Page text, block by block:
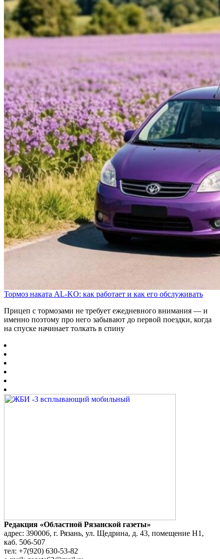
Тормоз наката AL-KO: как работает и как его обслуживать
Прицеп с тормозами не требует ежедневного внимания — и
именно поэтому про него забывают до первой поездки, когда
на спуске начинает толкать в спину
Редакция «Областной Рязанской газеты»
адрес: 390006, г. Рязань, ул. Щедрина, д. 43, помещение Н1,
каб. 506-507
тел: +7(920) 630-53-82